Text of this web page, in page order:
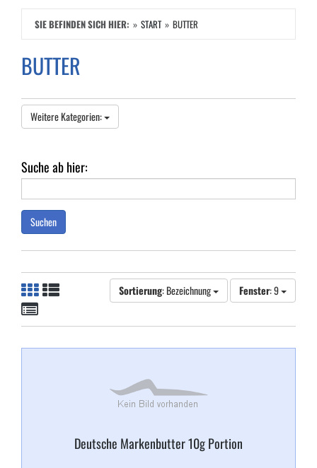
SIE BEFINDEN SICH HIER: START BUTTER
BUTTER
Weitere Kategorien:
Suche ab hier:
Suchen
Sortierung: Bezeichnung Fenster: 9
Deutsche Markenbutter 10g Portion